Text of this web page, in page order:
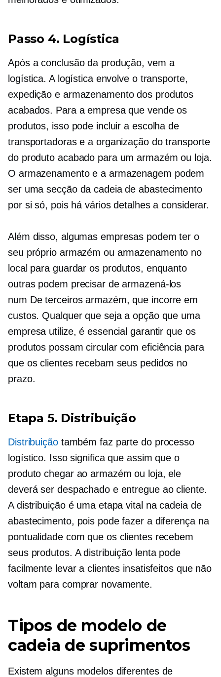
Passo 4. Logística
Após a conclusão da produção, vem a
logística. A logística envolve o transporte,
expedição e armazenamento dos produtos
acabados. Para a empresa que vende os
produtos, isso pode incluir a escolha de
transportadoras e a organização do transporte
do produto acabado para um armazém ou loja.
O armazenamento e a armazenagem podem
ser uma secção da cadeia de abastecimento
por si só, pois há vários detalhes a considerar.
Além disso, algumas empresas podem ter o
seu próprio armazém ou armazenamento no
local para guardar os produtos, enquanto
outras podem precisar de armazená-los
num De terceirosarmazém, que incorre em
custos. Qualquer que seja a opção que uma
empresa utilize, é essencial garantir que os
produtos possam circular com eficiência para
que os clientes recebam seus pedidos no
prazo.
Etapa 5. Distribuição
Distribuiçãotambém faz parte do processo
logístico. Isso significa que assim que o
produto chegar ao armazém ou loja, ele
deverá ser despachado e entregue ao cliente.
A distribuição é uma etapa vital na cadeia de
abastecimento, pois pode fazer a diferença na
pontualidade com que os clientes recebem
seus produtos. A distribuição lenta pode
facilmente levar a clientes insatisfeitos que não
voltam para comprar novamente.
Tipos de modelo de
cadeia de suprimentos
Existem alguns modelos diferentes de